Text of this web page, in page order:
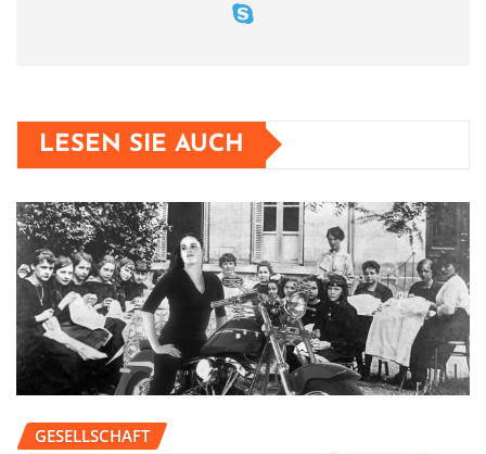
LESEN SIE AUCH
GESELLSCHAFT